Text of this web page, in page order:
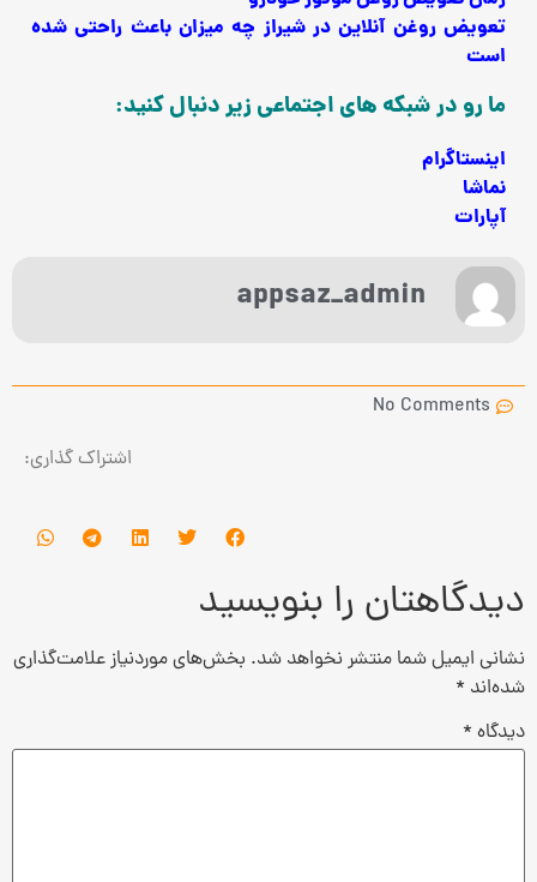
تعویض روغن آنلاین در شیراز چه میزان باعث راحتی شده
است
ما رو در شبکه های اجتماعی زیر دنبال کنید:
اینستاگرام
نماشا
آپارات
appsaz_admin
No Comments
اشتراک گذاری:
دیدگاهتان را بنویسید
نشانی ایمیل شما منتشر نخواهد شد. بخش‌های موردنیاز علامت‌گذاری
شده‌اند *
دیدگاه *